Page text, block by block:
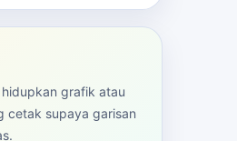
grafik atau
cetak supaya garisan